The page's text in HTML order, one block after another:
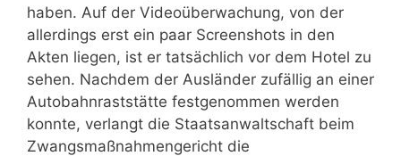
haben. Auf der Videoüberwachung, von der
allerdings erst ein paar Screenshots in den
Akten liegen, ist er tatsächlich vor dem Hotel zu
sehen. Nachdem der Ausländer zufällig an einer
Autobahnraststätte festgenommen werden
konnte, verlangt die Staatsanwaltschaft beim
Zwangsmaßnahmengericht die